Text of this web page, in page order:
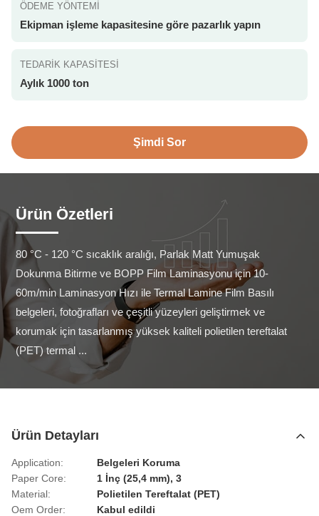
ÖDEME YÖNTEMI
Ekipman işleme kapasitesine göre pazarlık yapın
TEDARIK KAPASITESI
Aylık 1000 ton
Şimdi Sor
Ürün Özetleri
80 °C - 120 °C sıcaklık aralığı, Parlak Matt Yumuşak
Dokunma Bitirme ve BOPP Film Laminasyonu için 10-
60m/min Laminasyon Hızı ile Termal Lamine Film Basılı
belgeleri, fotoğrafları ve çeşitli yüzeyleri geliştirmek ve
korumak için tasarlanmış yüksek kaliteli polietilen tereftalat
(PET) termal ...
Ürün Detayları
Application:
Belgeleri Koruma
Paper Core:
1 İnç (25,4 mm), 3
Material:
Polietilen Tereftalat (PET)
Oem Order:
Kabul edildi